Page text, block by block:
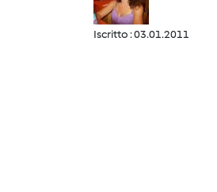
Iscritto : 03.01.2011